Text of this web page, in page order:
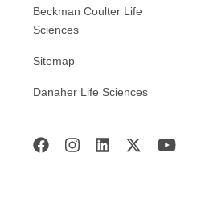
Beckman Coulter Life
Sciences
Sitemap
Danaher Life Sciences